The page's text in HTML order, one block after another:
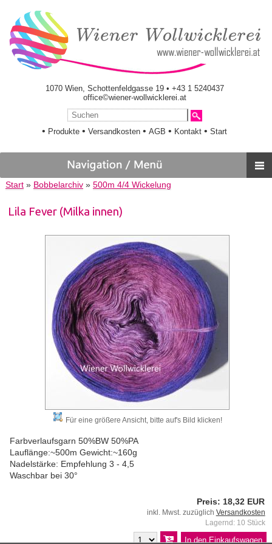
1070 Wien, Schottenfeldgasse 19 • +43 1 5240437
office©wiener-wollwicklerei.at
• Produkte •Versandkosten •AGB • Kontakt •Start
Start» Bobbelarchiv» 500m 4/4 Wickelung
Lila Fever (Milka innen)
Für eine größere Ansicht, bitte auf's Bild klicken!
Farbverlaufsgarn 50%BW 50%PA
Lauflänge:~500m Gewicht:~160g
Nadelstärke: Empfehlung 3 - 4,5
Waschbar bei 30°
Preis: 18,32 EUR
inkl. Mwst. zuzüglich Versandkosten
Lagernd: 10 Stück